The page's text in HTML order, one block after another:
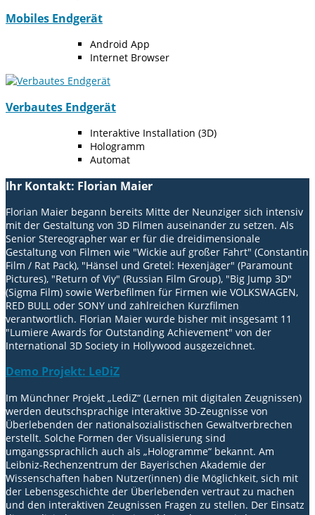
Mobiles Endgerät
Android App
Internet Browser
Verbautes Endgerät
Interaktive Installation (3D)
Hologramm
Automat
Ihr Kontakt: Florian Maier
Florian Maier begann bereits Mitte der Neunziger sich intensiv
mit der Gestaltung von 3D Filmen auseinander zu setzen. Als
Senior Stereographer war er für die dreidimensionale
Gestaltung von Filmen wie "Wickie auf großer Fahrt" (Constantin
Film / Rat Pack), "Hänsel und Gretel: Hexenjäger" (Paramount
Pictures), "Return of Viy" (Russian Film Group), "Big Jump 3D"
(Sigma Film) sowie Werbefilmen für Firmen wie VOLKSWAGEN,
RED BULL oder SONY und zahlreichen Kurzfilmen
verantwortlich. Florian Maier wurde bisher mit insgesamt 11
"Lumiere Awards for Outstanding Achievement" von der
International 3D Society in Hollywood ausgezeichnet.
Demo Projekt: LeDiZ
Im Münchner Projekt „LediZ“ (Lernen mit digitalen Zeugnissen)
werden deutschsprachige interaktive 3D-Zeugnisse von
Überlebenden der nationalsozialistischen Gewaltverbrechen
erstellt. Solche Formen der Visualisierung sind
umgangssprachlich auch als „Hologramme“ bekannt. Am
Leibniz-Rechenzentrum der Bayerischen Akademie der
Wissenschaften haben Nutzer(innen) die Möglichkeit, sich mit
der Lebensgeschichte der Überlebenden vertraut zu machen
und den interaktiven Zeugnissen Fragen zu stellen. Der Einsatz